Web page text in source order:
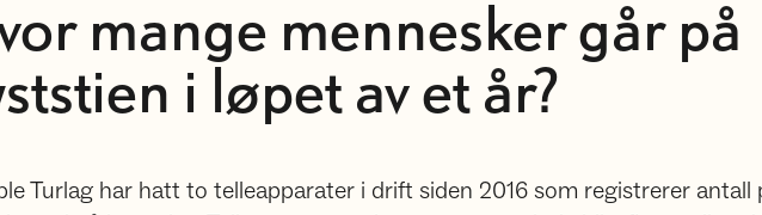
mange mennesker går på
i løpet av et år?
Turlag har hatt to telleapparater i drift siden 2016 som registrerer antall